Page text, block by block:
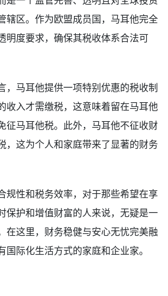
辖区。作为欧盟成员国，马耳他完全
明度要求，确保其税收体系合法可
，马耳他提供一项特别优惠的税收制
收入才需缴税，这意味着留在马耳他
征马耳他税。此外，马耳他不征收财
，这为个人和家庭带来了显著的财务
规性和税务效率，对于那些希望在享
保护和增值财富的人来说，无疑是一
在这里，财务稳健与安心无忧完美融
国际化生活方式的家庭和企业家。